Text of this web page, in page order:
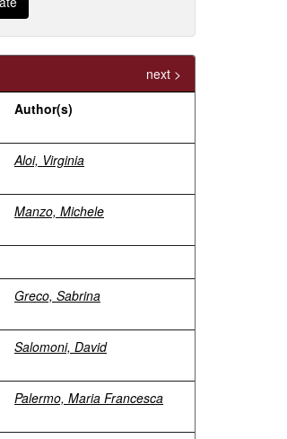
next >
Author(s)
Aloi, Virginia
Manzo, Michele
Greco, Sabrina
Salomoni, David
Palermo, Maria Francesca